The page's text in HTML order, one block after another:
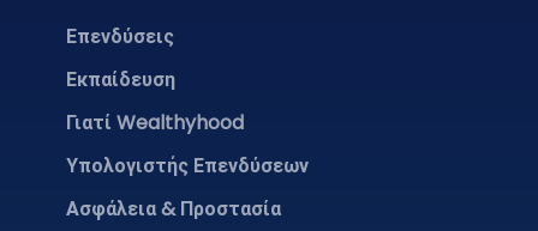
Επενδύσεις
Εκπαίδευση
Γιατί Wealthyhood
Υπολογιστής Επενδύσεων
Ασφάλεια & Προστασία